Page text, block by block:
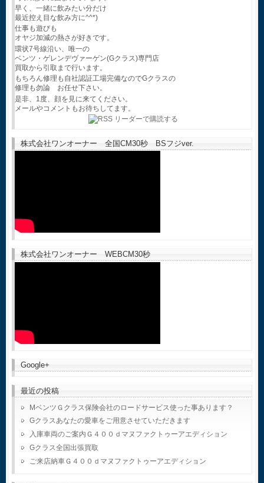
早く、一緒に飲みたい分だけ
最近控え目な飲み方に^^*)
仕事も遊びも
オヤジ加減の熱さが好きです。
環状7号線沿い、唯一の
ベンツ・ゲレンデヴァーゲン(Gクラス)専門店
買取から引取まで行います。
もちろん修理も自社認証工場完備なのでGクラスの
修理も勿論 お任せ下さい。
是非、1度、顔を見に来てください。
メールやコメントもお待ちしてます。
株式会社ワンオーナー 全国CM30秒 BSフジver.
株式会社ワンオーナー WEBCM30秒
Google+
最近の投稿
MベンツＧクラス保険会社のロードサービス使った事あります？
Gクラスあなたの愛車をご用意させていただきます
入庫車両のご案内Ｇ４００ｄマヌファクトゥーアエディション
Gクラス全国出張買取
ご来店納車Ｇ４００ｄマヌファクトゥーアエディション